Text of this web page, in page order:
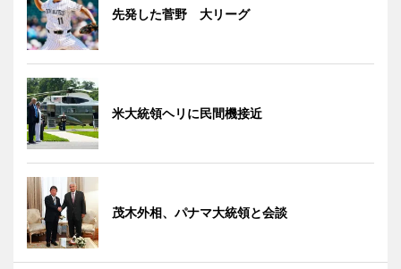
先発した菅野 大リーグ
米大統領ヘリに民間機接近
茂木外相、パナマ大統領と会談